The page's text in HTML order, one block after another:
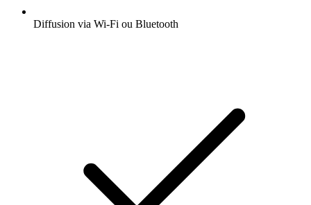
Diffusion via Wi-Fi ou Bluetooth